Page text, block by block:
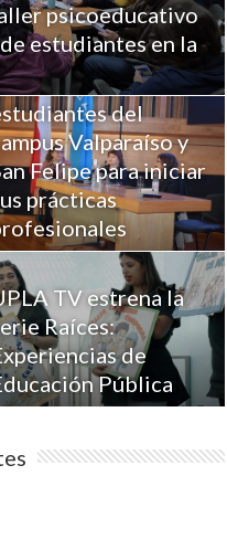
psicoeducativo
estudiantes en la
entrega
clave a
de 100
del
Valparaíso y
Felipe para iniciar
prácticas
TV estrena la
Raíces:
de
Pública